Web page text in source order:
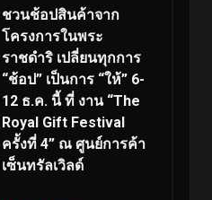
ชวนช้อปสินค้าจาก
โครงการในพระ
ราชดำริ เปลี่ยนทุกการ
“ช้อป” เป็นการ “ให้” 6-
12 ธ.ค. นี้ ที่ งาน “The
Royal Gift Festival
ครั้งที่ 4” ณ ศูนย์การค้า
เซ็นทรัลเวิลด์